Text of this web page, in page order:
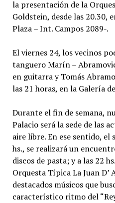
la presentación de la
Goldstein, desde las 20.30,
Plaza – Int. Campos 2089-.
El viernes 24, los vecinos
tanguero Marín –
en guitarra y Tomás
las 21 horas, en la Galería
Durante el fin de semana,
Palacio será la sede de las
aire libre. En ese sentido, el
hs., se realizará un
discos de pasta; y a las 22
Orquesta Típica La Juan
destacados músicos que
característico ritmo del